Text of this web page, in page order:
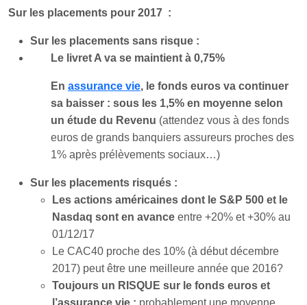
Sur les placements pour 2017 :
Sur les placements sans risque :
Le livret A va se maintient à 0,75%
En assurance vie, le fonds euros va continuer
sa baisser : sous les 1,5% en moyenne selon
un étude du Revenu (attendez vous à des fonds
euros de grands banquiers assureurs proches des
1% après prélèvements sociaux…)
Sur les placements risqués :
Les actions américaines dont le S&P 500 et le
Nasdaq sont en avance entre +20% et +30% au
01/12/17
Le CAC40 proche des 10% (à début décembre
2017) peut être une meilleure année que 2016?
Toujours un RISQUE sur le fonds euros et
l’assurance vie : probablement une moyenne